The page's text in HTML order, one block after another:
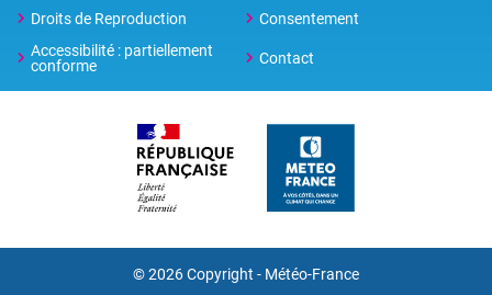
Droits de Reproduction
Consentement
Accessibilité : partiellement
conforme
Contact
© 2026 Copyright - Météo-France